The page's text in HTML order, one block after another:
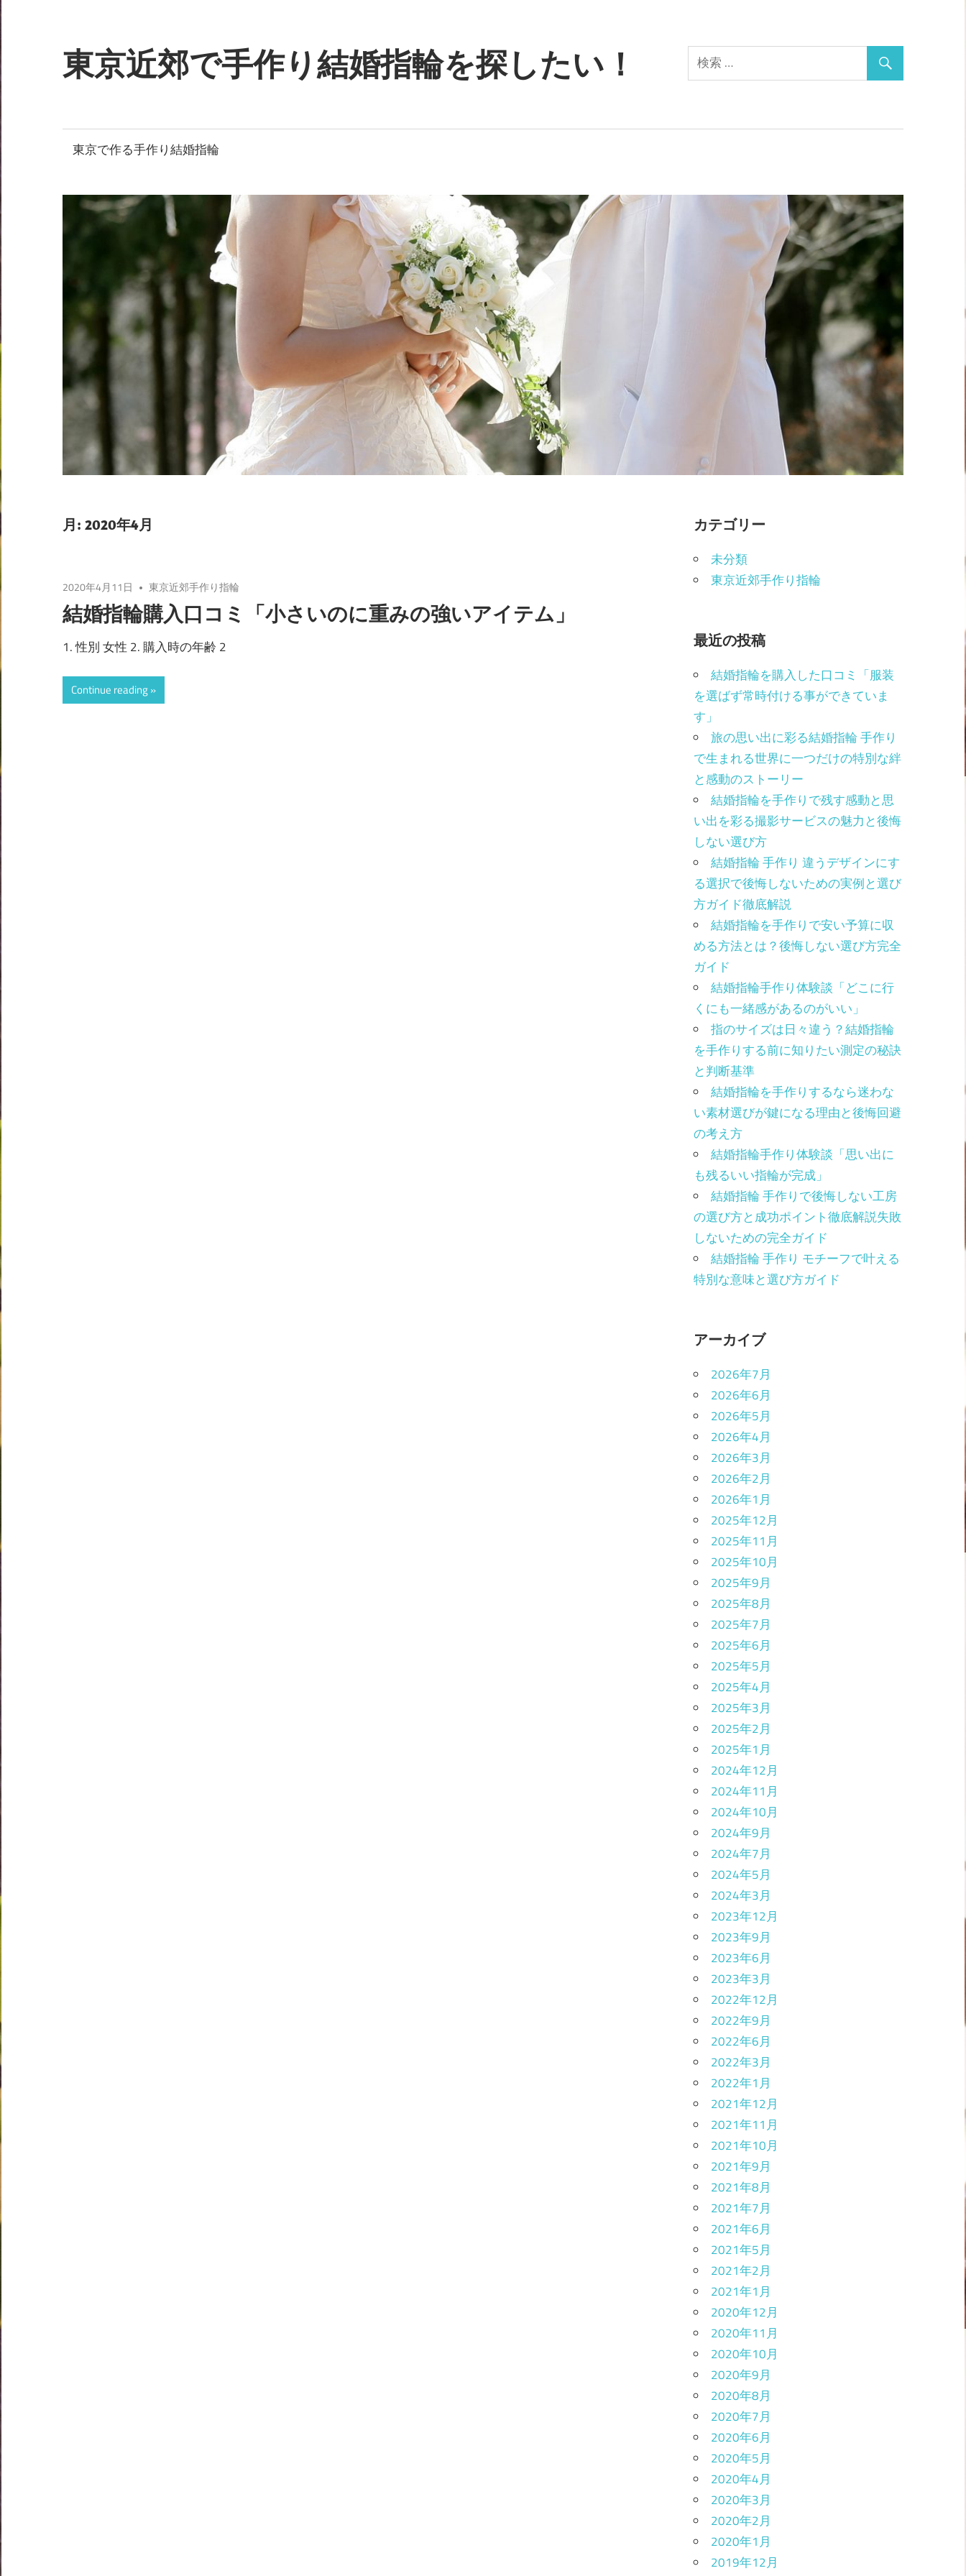
テ
ン
ス
キ
プ
東京近郊で手作り結婚指輪を探したい！
WordPress
site
東京で作る手作り結婚指輪
月: 2020年4月
2020年4月11日 東京近郊手作り指輪
結婚指輪購入口コミ「小さいのに重みの強いアイテム」
1. 性別 女性 2. 購入時の年齢 2
Continue reading
カテゴリー
未分類
東京近郊手作り指輪
最近の投稿
結婚指輪を購入した口コミ「服装
を選ばず常時付ける事ができていま
す」
旅の思い出に彩る結婚指輪 手作り
で生まれる世界に一つだけの特別な絆
と感動のストーリー
結婚指輪を手作りで残す感動と思
い出を彩る撮影サービスの魅力と後悔
しない選び方
結婚指輪 手作り 違うデザインにす
る選択で後悔しないための実例と選び
方ガイド徹底解説
結婚指輪を手作りで安い予算に収
める方法とは？後悔しない選び方完全
ガイド
結婚指輪手作り体験談「どこに行
くにも一緒感があるのがいい」
指のサイズは日々違う？結婚指輪
を手作りする前に知りたい測定の秘訣
と判断基準
結婚指輪を手作りするなら迷わな
い素材選びが鍵になる理由と後悔回避
の考え方
結婚指輪手作り体験談「思い出に
も残るいい指輪が完成」
結婚指輪 手作りで後悔しない工房
の選び方と成功ポイント徹底解説失敗
しないための完全ガイド
結婚指輪 手作り モチーフで叶える
特別な意味と選び方ガイド
アーカイブ
2026年7月
2026年6月
2026年5月
2026年4月
2026年3月
2026年2月
2026年1月
2025年12月
2025年11月
2025年10月
2025年9月
2025年8月
2025年7月
2025年6月
2025年5月
2025年4月
2025年3月
2025年2月
2025年1月
2024年12月
2024年11月
2024年10月
2024年9月
2024年7月
2024年5月
2024年3月
2023年12月
2023年9月
2023年6月
2023年3月
2022年12月
2022年9月
2022年6月
2022年3月
2022年1月
2021年12月
2021年11月
2021年10月
2021年9月
2021年8月
2021年7月
2021年6月
2021年5月
2021年2月
2021年1月
2020年12月
2020年11月
2020年10月
2020年9月
2020年8月
2020年7月
2020年6月
2020年5月
2020年4月
2020年3月
2020年2月
2020年1月
2019年12月